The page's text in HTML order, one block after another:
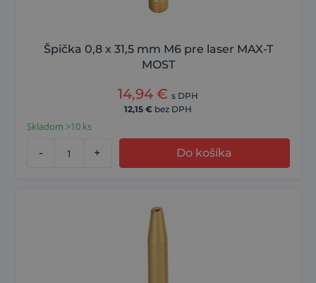
Špička 0,8 x 31,5 mm M6 pre laser MAX-T
MOST
14,94 € s DPH
12,15 € bez DPH
Skladom >10 ks
- + Do košíka